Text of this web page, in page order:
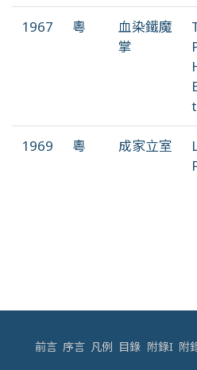
1967 粵
血染鐵魔
掌
1969 粵 成家立室
前言 序言 凡例 目錄 附錄I 附